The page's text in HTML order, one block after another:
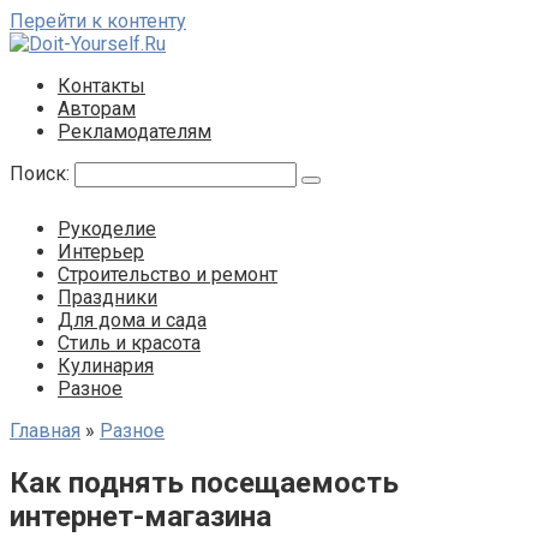
Перейти к контенту
Контакты
Авторам
Рекламодателям
Поиск:
Рукоделие
Интерьер
Строительство и ремонт
Праздники
Для дома и сада
Стиль и красота
Кулинария
Разное
Главная » Разное
Как поднять посещаемость
интернет-магазина